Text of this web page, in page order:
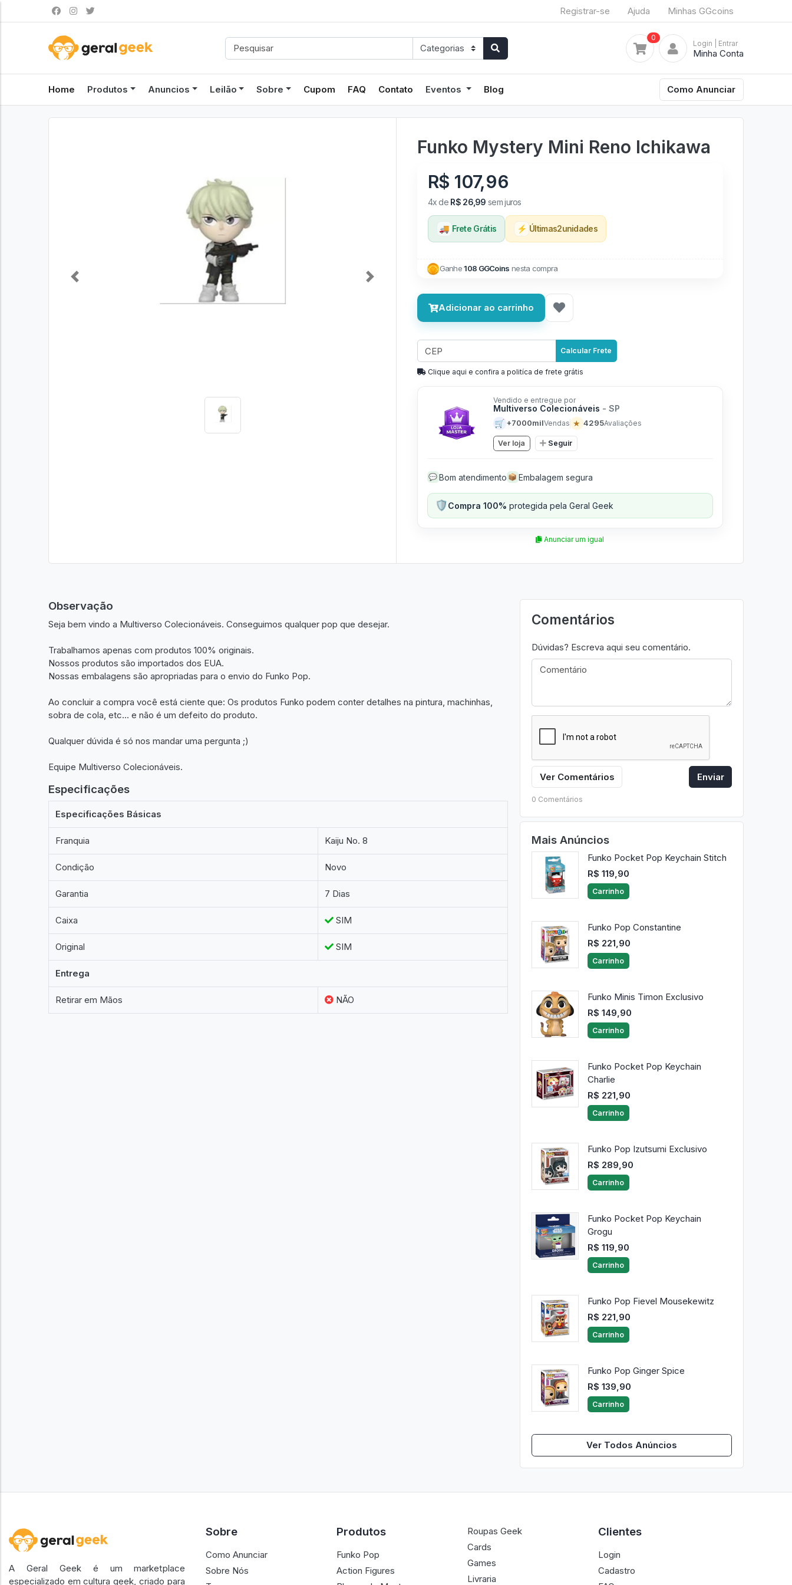
Registrar-se Ajuda Minhas GGcoins
0
Login | Entrar
Minha Conta
Home Produtos Anuncios Leilão Sobre Cupom FAQ Contato Eventos Blog Como Anunciar
Previous Next
Funko Mystery Mini Reno Ichikawa
R$ 107,96
4x de R$ 26,99 sem juros
🚚 Frete Grátis ⚡ Últimas2unidades
Ganhe108 GGCoins nesta compra
Adicionar ao carrinho
Calcular Frete
Clique aqui e confira a politíca de frete grátis
Vendido e entregue por
Multiverso Colecionáveis - SP
🛒 +7000milVendas ★ 4295Avaliações
Ver loja Seguir
💬 Bom atendimento 📦 Embalagem segura
🛡️Compra 100% protegida pela Geral Geek
Anunciar um igual
Observação
Seja bem vindo a Multiverso Colecionáveis. Conseguimos qualquer pop que desejar.
Trabalhamos apenas com produtos 100% originais.
Nossos produtos são importados dos EUA.
Nossas embalagens são apropriadas para o envio do Funko Pop.
Ao concluir a compra você está ciente que: Os produtos Funko podem conter detalhes na pintura, machinhas,
sobra de cola, etc... e não é um defeito do produto.
Qualquer dúvida é só nos mandar uma pergunta ;)
Equipe Multiverso Colecionáveis.
Especificações
Especificações Básicas
Franquia Kaiju No. 8
Condição Novo
Garantia 7 Dias
Caixa SIM
Original SIM
Entrega
Retirar em Mãos NÃO
Comentários
Dúvidas? Escreva aqui seu comentário.
Ver Comentários Enviar
0 Comentários
Mais Anúncios
Funko Pocket Pop Keychain Stitch
R$ 119,90
Carrinho
Funko Pop Constantine
R$ 221,90
Carrinho
Funko Minis Timon Exclusivo
R$ 149,90
Carrinho
Funko Pocket Pop Keychain
Charlie
R$ 221,90
Carrinho
Funko Pop Izutsumi Exclusivo
R$ 289,90
Carrinho
Funko Pocket Pop Keychain
Grogu
R$ 119,90
Carrinho
Funko Pop Fievel Mousekewitz
R$ 221,90
Carrinho
Funko Pop Ginger Spice
R$ 139,90
Carrinho
Ver Todos Anúncios
A Geral Geek é um marketplace
especializado em cultura geek, criado para
Sobre
Como Anunciar
Sobre Nós
Produtos
Funko Pop
Action Figures
Roupas Geek
Cards
Games
Livraria
Clientes
Login
Cadastro